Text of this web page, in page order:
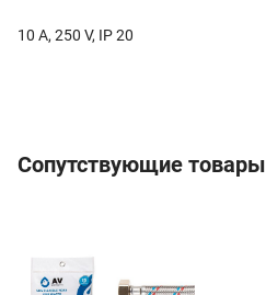
10 A, 250 V, IP 20
Сопутствующие товары